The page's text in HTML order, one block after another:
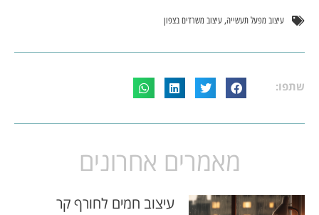
עיצוב מפעל תעשייה, עיצוב משרדים בצפון
שתפו:
מאמרים אחרונים
עיצוב חמים לחורף קר